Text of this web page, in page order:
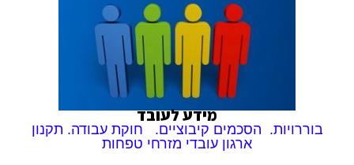
מידע לעובד
בוררויות. הסכמים קיבוציים. חוקת עבודה. תקנון
ארגון עובדי מזרחי טפחות